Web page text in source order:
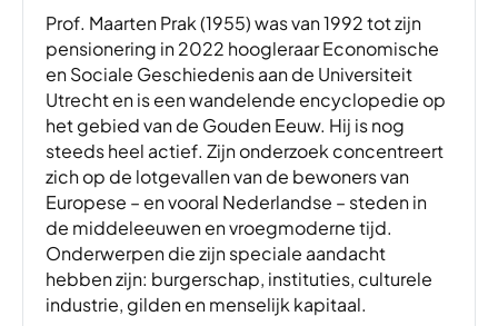
Prof. Maarten Prak (1955) was van 1992 tot zijn
pensionering in 2022 hoogleraar Economische
en Sociale Geschiedenis aan de Universiteit
Utrecht en is een wandelende encyclopedie op
het gebied van de Gouden Eeuw. Hij is nog
steeds heel actief. Zijn onderzoek concentreert
zich op de lotgevallen van de bewoners van
Europese – en vooral Nederlandse – steden in
de middeleeuwen en vroegmoderne tijd.
Onderwerpen die zijn speciale aandacht
hebben zijn: burgerschap, instituties, culturele
industrie, gilden en menselijk kapitaal.